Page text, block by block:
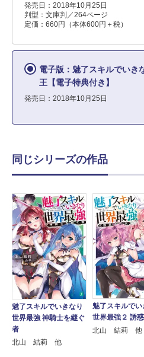
発売日：2018年10月25日
判型：文庫判／264ページ
定価：660円（本体600円＋税）
電子版：魅了スキルでい
王【電子特典付き】
発売日：2018年10月25日
同じシリーズの作品
魅了スキルでいきなり
世界最強 神騎士を継ぐ
者
北山 結莉 他
魅了スキルでい
世界最強２ 誘
北山 結莉 他